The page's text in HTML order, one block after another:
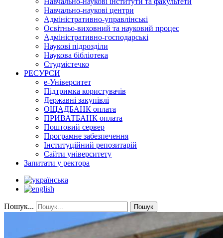
Навчально-наукові центри
Адміністративно-управлінські
Освітньо-виховний та науковий процес
Адміністративно-господарські
Наукові підрозділи
Наукова бібліотека
Студмістечко
РЕСУРСИ
е-Університет
Підтримка користувачів
Державні закупівлі
ОЩАДБАНК оплата
ПРИВАТБАНК оплата
Поштовий сервер
Програмне забезпечення
Інституційний репозитарій
Сайти університету
Запитати у ректора
Пошук... Пошук